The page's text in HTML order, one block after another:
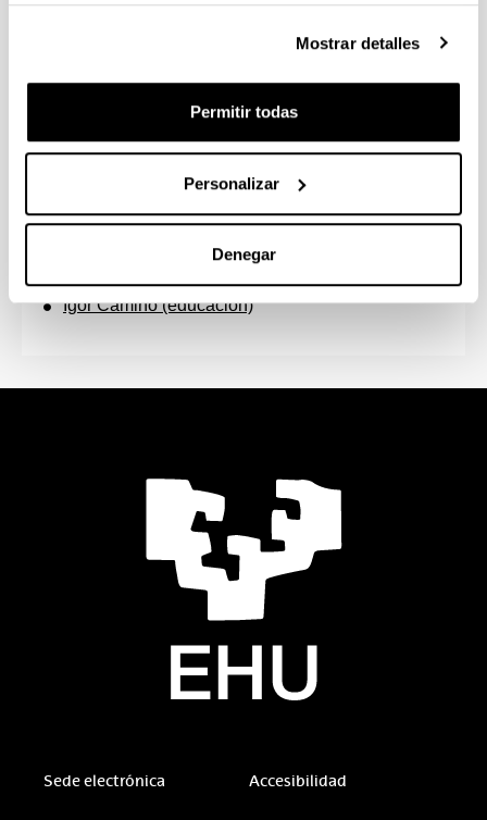
Mostrar detalles
Permitir todas
Personalizar
Denegar
Rendimiento
Blog
Tutores y Tutoras del Programa BAT:
Iñaki Echeverria (deporte)
Maite Fuentes (deporte)
Igor Camino (educación)
Sede electrónica Accesibilidad